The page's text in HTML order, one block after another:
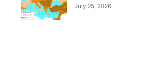
July 25, 2026